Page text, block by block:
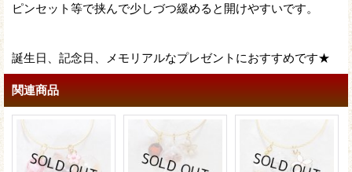
ピンセット等で挟んで少しづつ緩めると開けやすいです。
誕生日、記念日、メモリアルなプレゼントにおすすめです★
関連商品